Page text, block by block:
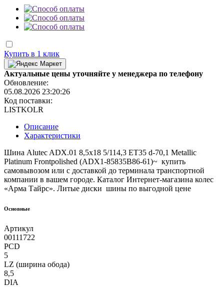
Купить в 1 клик
Актуальные цены уточняйте у менеджера по телефону
Обновление:
05.08.2026 23:20:26
Код поставки:
LISTKOLR
Описание
Характеристики
Шина Alutec ADX.01 8,5x18 5/114,3 ET35 d-70,1 Metallic
Platinum Frontpolished (ADX1-85835B86-61)~ купить
самовывозом или с доставкой до терминала транспортной
компании в вашем городе. Каталог Интернет-магазина колес
«Арма Тайрс». Литые диски шины по выгодной цене
Основные
Артикул
00111722
PCD
5
LZ (ширина обода)
8,5
DIA